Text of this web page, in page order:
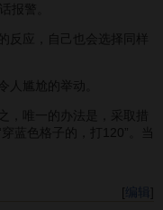
报警。
应，自己也会选择同样
尴尬的举动。
，唯一的办法是，采取措
蓝色格子的，打120”。当
[编辑